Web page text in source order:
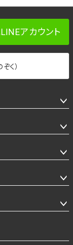
アカウント
く）